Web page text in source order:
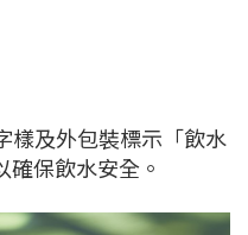
樣及外包裝標示「飲水
保飲水安全。